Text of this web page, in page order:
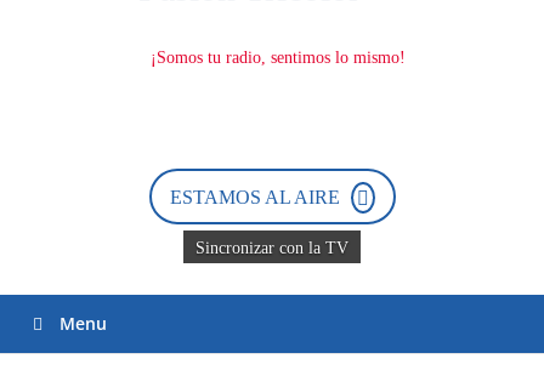
ESTAMOS AL AIRE
Sincronizar con la TV
Menu